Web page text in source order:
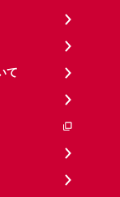
て